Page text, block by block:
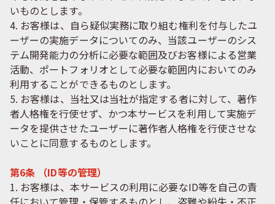
いものとします。
4. お客様は、自ら疑似実務に取り組む権利を付与したユ
ーザーの実施データについてのみ、当該ユーザーのシス
テム開発能力の分析に必要な範囲及びお客様による営業
活動、ポートフォリオとして必要な範囲内においてのみ
利用することができるものとします。
5. お客様は、当社又は当社が指定する者に対して、著作
者人格権を行使せず、かつ本サービスを利用して実施デ
ータを提供させたユーザーに著作者人格権を行使させな
いことに同意するものとします。
第6条 （ID等の管理）
1. お客様は、本サービスの利用に必要なID等を自己の責